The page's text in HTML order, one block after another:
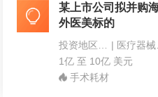
某上市公司拟并购
外医美标的
|
1亿 至 10亿 美元
手术耗材